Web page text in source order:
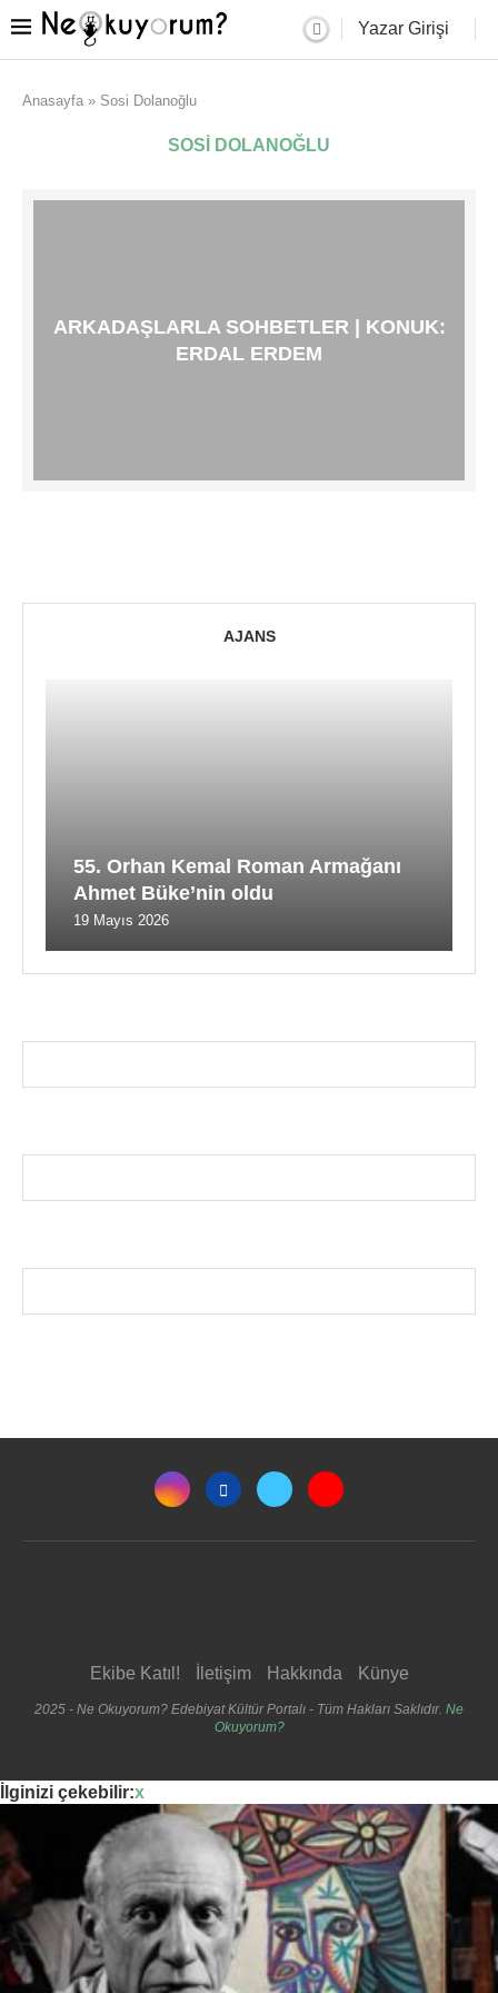
Yazar Girişi
Anasayfa » Sosi Dolanoğlu
SOSI DOLANOĞLU
ARKADAŞLARLA SOHBETLER | KONUK:
ERDAL ERDEM
AJANS
55. Orhan Kemal Roman Armağanı
Ahmet Büke’nin oldu
19 Mayıs 2026
Ekibe Katıl! İletişim Hakkında Künye
2025 - Ne Okuyorum? Edebiyat Kültür Portalı - Tüm Hakları Saklıdır. Ne
Okuyorum?
İlginizi çekebilir:x